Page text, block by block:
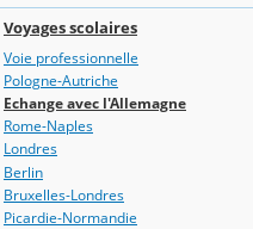
Voyages scolaires
Voie professionnelle
Pologne-Autriche
Echange avec l'Allemagne
Rome-Naples
Londres
Berlin
Bruxelles-Londres
Picardie-Normandie